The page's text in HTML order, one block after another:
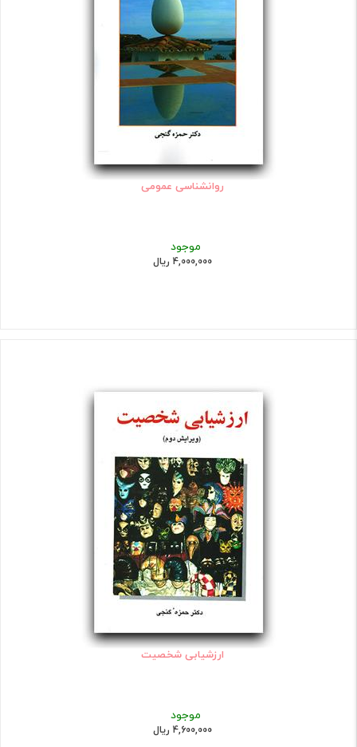
روانشناسی عمومی
موجود
4,000,000 ریال
ارزشیابی شخصیت
موجود
4,600,000 ریال